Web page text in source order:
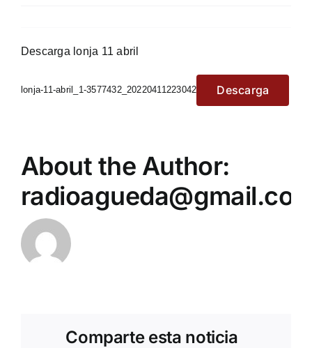
Descarga lonja 11 abril
lonja-11-abril_1-3577432_20220411223042 Descarga
About the Author:
Comparte esta noticia